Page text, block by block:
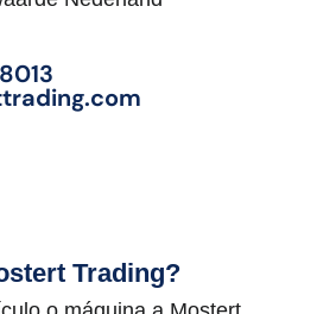
Trading?